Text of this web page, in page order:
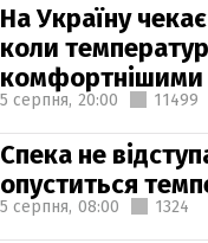
На Україну
коли
комфортнішими
5 серпня, 20:00 11499
Спека не
опуститься
5 серпня, 08:00 1324